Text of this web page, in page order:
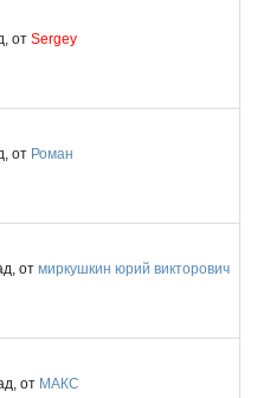
от Sergey
от Роман
от миркушкин юрий викторович
от МАКС